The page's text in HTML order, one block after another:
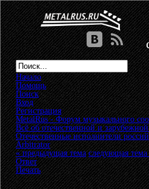
Начало
Помощь
Поиск
Вход
Регистрация
MetalRus - Форум музыкального
Всё об отечественной и
Отечественные исполнители
Arbitrator
« предыдущая тема следующая тема
Ответ
Печать